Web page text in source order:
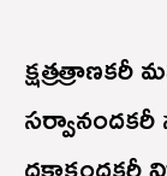
సర్వానందకరీ